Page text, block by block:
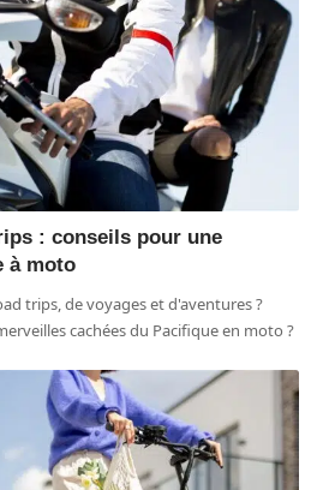
: conseils pour une
à moto
trips, de voyages et d'aventures ?
cachées du Pacifique en moto ?